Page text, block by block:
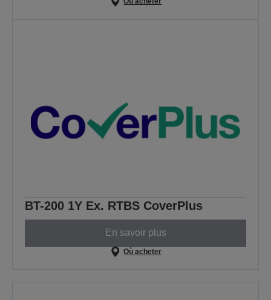
BT-200 1Y Ex. RTBS CoverPlus
En savoir plus
Où acheter